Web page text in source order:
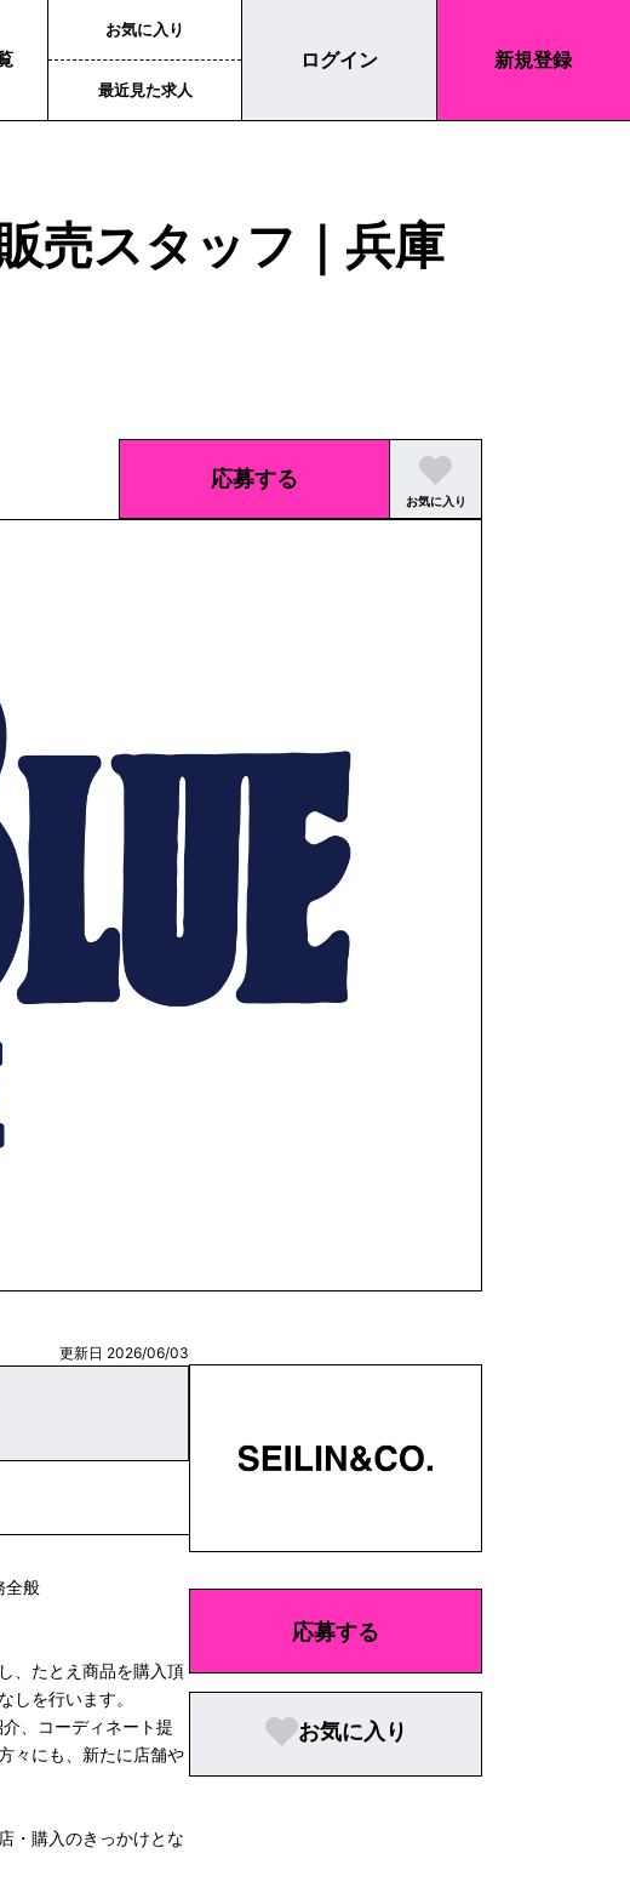
お気に入り
最近見た求人
ログイン 新規登録
売スタッフ｜兵庫
応募する
お気に入り
更新日 2026/06/03
全般
、たとえ商品を購入頂
を行います。
、コーディネート提
々にも、新たに店舗や
・購入のきっかけとな
応募する
お気に入り